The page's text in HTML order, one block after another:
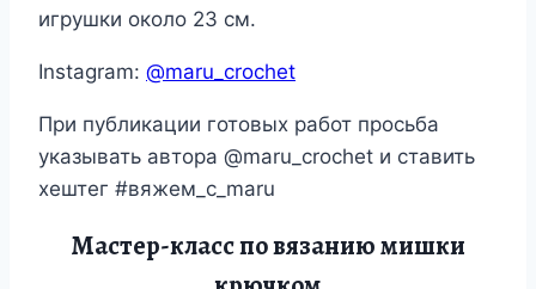
игрушки около 23 см.
Instagram: @maru_crochet
При публикации готовых работ просьба
указывать автора @maru_crochet и ставить
хештег #вяжем_с_maru
Мастер-класс по вязанию мишки